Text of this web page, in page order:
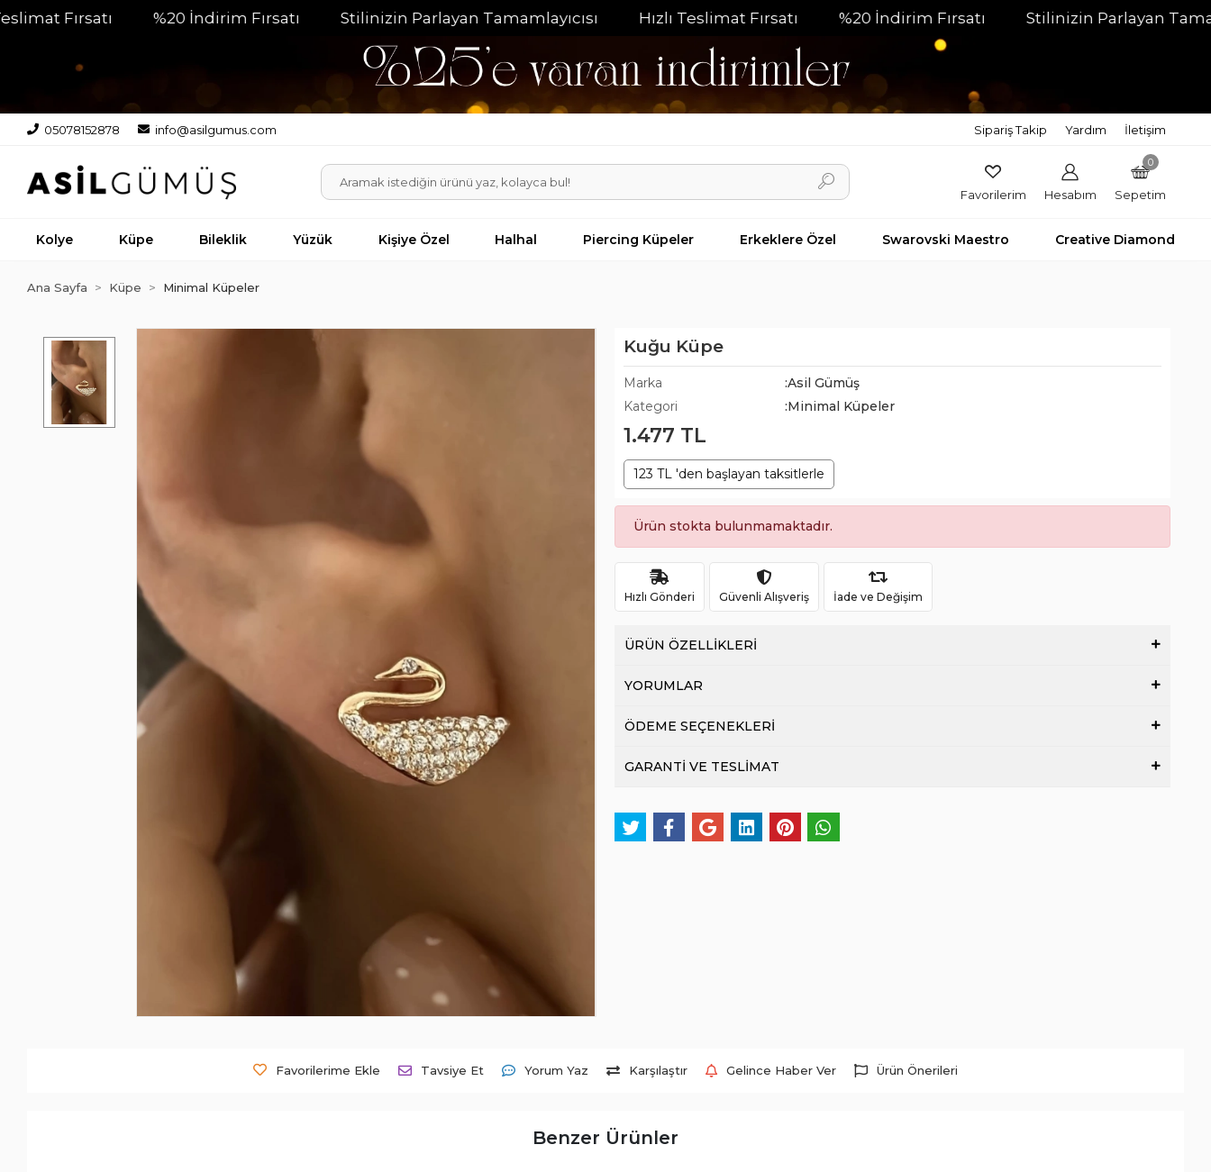
Fırsatı %20 İndirim Fırsatı Stilinizin Parlayan Tamamlayıcısı Hızlı Teslimat Fırsatı %20 İndirim Fırsatı Stilinizin Parlayan
05078152878 info@asilgumus.com Sipariş Takip Yardım İletişim
Favorilerim Hesabım
0
Sepetim
Kolye Küpe Bileklik Yüzük Kişiye Özel Halhal Piercing Küpeler Erkeklere Özel Swarovski Maestro Creative Diamond
Ana Sayfa Küpe Minimal Küpeler
Kuğu Küpe
Marka
:Asil Gümüş
Kategori
:Minimal Küpeler
1.477 TL
123 TL 'den başlayan taksitlerle
Ürün stokta bulunmamaktadır.
Hızlı Gönderi Güvenli Alışveriş İade ve Değişim
ÜRÜN ÖZELLİKLERİ
YORUMLAR
ÖDEME SEÇENEKLERİ
GARANTİ VE TESLİMAT
Favorilerime Ekle Tavsiye Et Yorum Yaz Karşılaştır Gelince Haber Ver Ürün Önerileri
Benzer Ürünler